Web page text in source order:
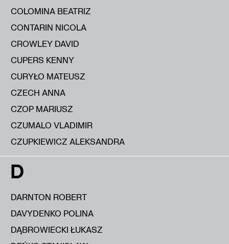
COLOMINA BEATRIZ
CONTARIN NICOLA
CROWLEY DAVID
CUPERS KENNY
CURYŁO MATEUSZ
CZECH ANNA
CZOP MARIUSZ
CZUMALO VLADIMIR
CZUPKIEWICZ ALEKSANDRA
D
DARNTON ROBERT
DAVYDENKO POLINA
DĄBROWIECKI ŁUKASZ